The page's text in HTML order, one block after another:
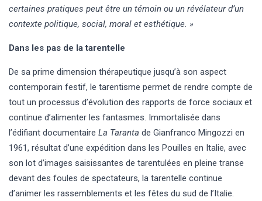
certaines pratiques peut être un témoin ou un révélateur d’un
contexte politique, social, moral et esthétique. »
Dans les pas de la tarentelle
De sa prime dimension thérapeutique jusqu’à son aspect
contemporain festif, le tarentisme permet de rendre compte de
tout un processus d’évolution des rapports de force sociaux et
continue d’alimenter les fantasmes. Immortalisée dans
l’édifiant documentaire La Taranta de Gianfranco Mingozzi en
1961, résultat d’une expédition dans les Pouilles en Italie, avec
son lot d’images saisissantes de tarentulées en pleine transe
devant des foules de spectateurs, la tarentelle continue
d’animer les rassemblements et les fêtes du sud de l’Italie.